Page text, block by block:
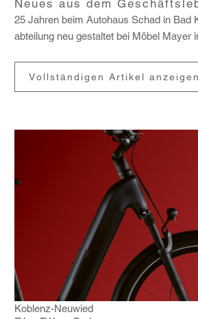
Neues aus dem
25 Jahren beim Auto­haus Schad in Bad
ab­tei­lung neu gestaltet bei Möbel Mayer
Vollständigen Artikel anzeigen
Koblenz-Neuwied